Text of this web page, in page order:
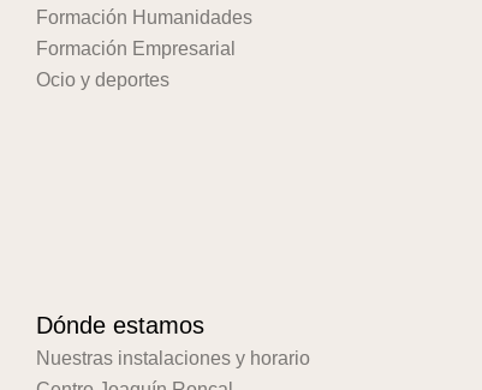
Formación Humanidades
Formación Empresarial
Ocio y deportes
Dónde estamos
Nuestras instalaciones y horario